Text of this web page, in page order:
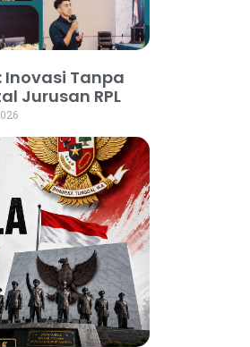
Inovasi Tanpa
Jurusan RPL